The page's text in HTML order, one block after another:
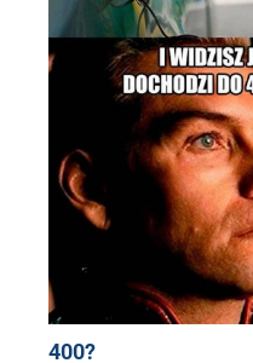
400?